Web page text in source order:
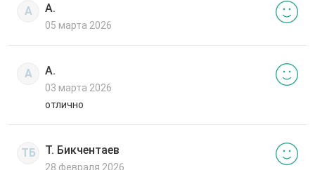
А А.
05 марта 2026
А А.
03 марта 2026
отлично
ТБ Т. Бикчентаев
28 февраля 2026